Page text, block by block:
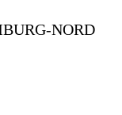
NORD